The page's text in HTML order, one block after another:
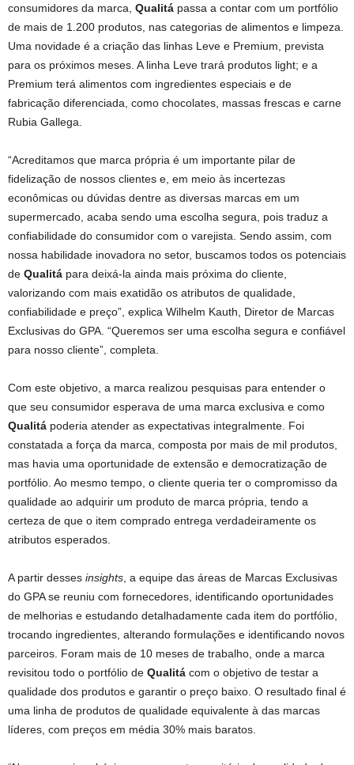
consumidores da marca, Qualitá passa a contar com um portfólio
de mais de 1.200 produtos, nas categorias de alimentos e limpeza.
Uma novidade é a criação das linhas Leve e Premium, prevista
para os próximos meses. A linha Leve trará produtos light; e a
Premium terá alimentos com ingredientes especiais e de
fabricação diferenciada, como chocolates, massas frescas e carne
Rubia Gallega.
“Acreditamos que marca própria é um importante pilar de
fidelização de nossos clientes e, em meio às incertezas
econômicas ou dúvidas dentre as diversas marcas em um
supermercado, acaba sendo uma escolha segura, pois traduz a
confiabilidade do consumidor com o varejista. Sendo assim, com
nossa habilidade inovadora no setor, buscamos todos os potenciais
de Qualitá para deixá-la ainda mais próxima do cliente,
valorizando com mais exatidão os atributos de qualidade,
confiabilidade e preço”, explica Wilhelm Kauth, Diretor de Marcas
Exclusivas do GPA. “Queremos ser uma escolha segura e confiável
para nosso cliente”, completa.
Com este objetivo, a marca realizou pesquisas para entender o
que seu consumidor esperava de uma marca exclusiva e como
Qualitá poderia atender as expectativas integralmente. Foi
constatada a força da marca, composta por mais de mil produtos,
mas havia uma oportunidade de extensão e democratização de
portfólio. Ao mesmo tempo, o cliente queria ter o compromisso da
qualidade ao adquirir um produto de marca própria, tendo a
certeza de que o item comprado entrega verdadeiramente os
atributos esperados.
A partir desses insights , a equipe das áreas de Marcas Exclusivas
do GPA se reuniu com fornecedores, identificando oportunidades
de melhorias e estudando detalhadamente cada item do portfólio,
trocando ingredientes, alterando formulações e identificando novos
parceiros. Foram mais de 10 meses de trabalho, onde a marca
revisitou todo o portfólio de Qualitá com o objetivo de testar a
qualidade dos produtos e garantir o preço baixo. O resultado final é
uma linha de produtos de qualidade equivalente à das marcas
líderes, com preços em média 30% mais baratos.